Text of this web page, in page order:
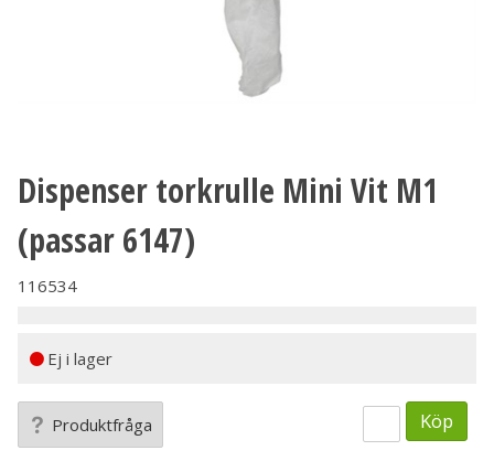
Dispenser torkrulle Mini Vit M1
(passar 6147)
116534
Ej i lager
Produktfråga Köp